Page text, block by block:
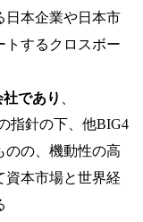
日本企業や日本市
トするクロスボー
であり
指針の下、他BIG4
のの、機動性の高
資本市場と世界経